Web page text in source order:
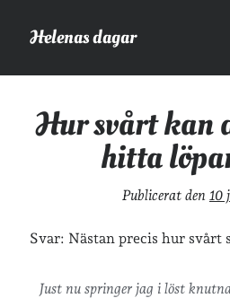
Helenas dagar
Sidopanel
Hur svårt kan
hitta
Publicerat den 10
Svar: Nästan precis hur svårt
Just nu springer jag i löst